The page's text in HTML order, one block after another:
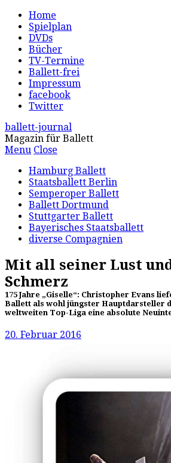
Home
Spielplan
DVDs
Bücher
TV-Termine
Ballett-frei
Impressum
facebook
Twitter
ballett-journal
Magazin für Ballett
Menu Close
Hamburg Ballett
Staatsballett Berlin
Semperoper Ballett
Ballett Dortmund
Stuttgarter Ballett
Bayerisches Staatsballett
diverse Compagnien
Mit all seiner Lust
Schmerz
175 Jahre „Giselle“: Christopher Evans
Ballett als wohl jüngster Hauptdarsteller
weltweiten Top-Liga eine absolute
20. Februar 2016